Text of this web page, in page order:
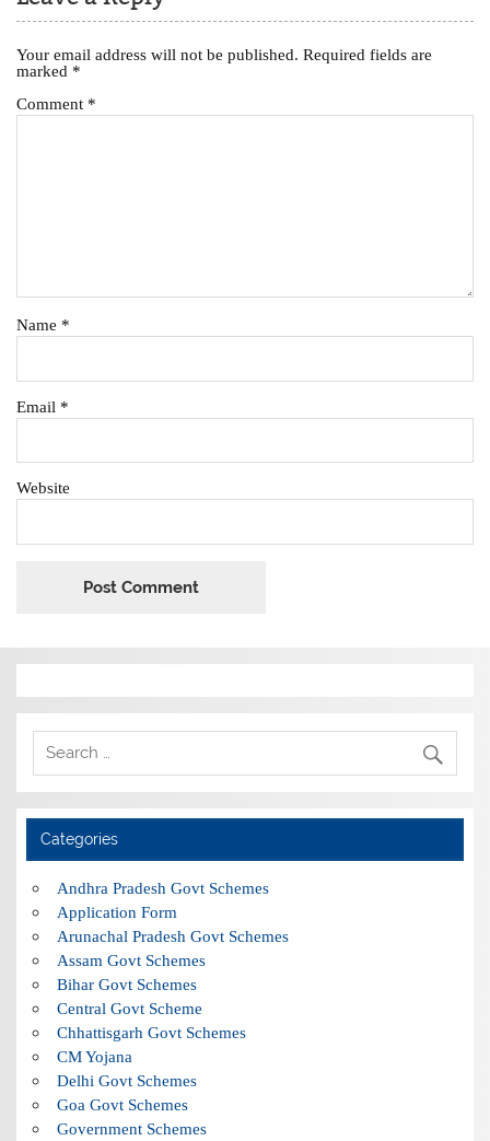
Your email address will not be published. Required fields are
marked *
Comment *
Name *
Email *
Website
Categories
Andhra Pradesh Govt Schemes
Application Form
Arunachal Pradesh Govt Schemes
Assam Govt Schemes
Bihar Govt Schemes
Central Govt Scheme
Chhattisgarh Govt Schemes
CM Yojana
Delhi Govt Schemes
Goa Govt Schemes
Government Schemes